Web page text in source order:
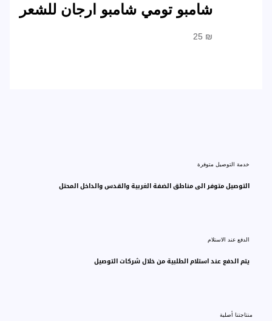
شامبو تومي شامبو ارجان للشعر
25 ₪
خدمة التوصيل متوفرة
التوصيل متوفر الى مناطق الضفة الغربية والقدس والداخل المحتل
الدفع عند الاستلام
يتم الدفع عند استلام الطلبية من خلال شركات التوصيل
منتاجتنا أصلية